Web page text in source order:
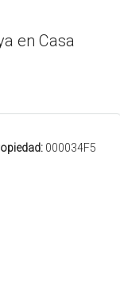
en Casa
000034F5